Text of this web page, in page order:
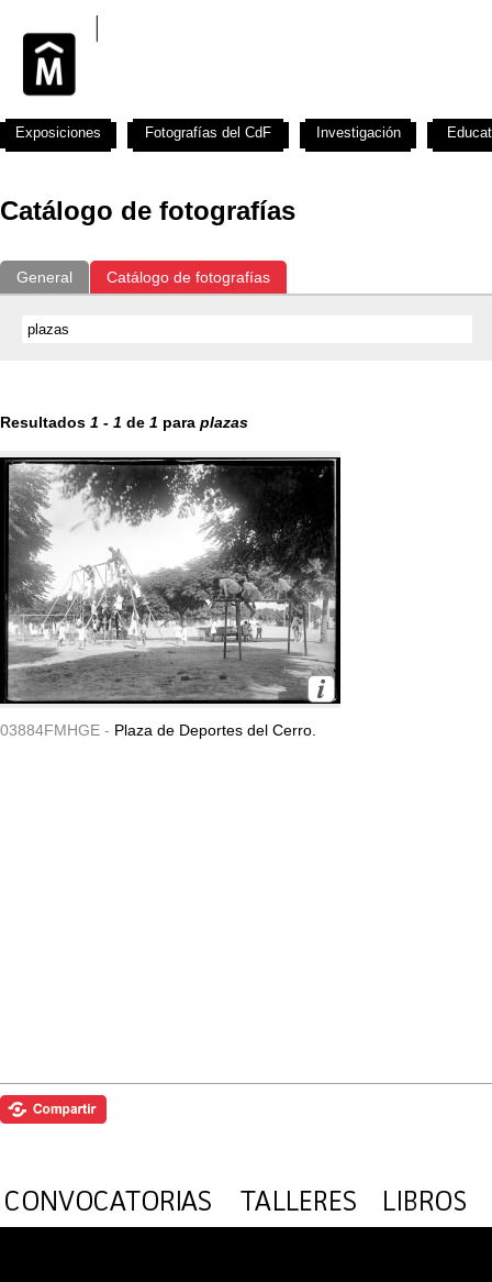
Catálogo de fotografías
General Catálogo de fotografías
Resultados 1 - 1 de 1 para plazas
03884FMHGE - Plaza de Deportes del Cerro.
Exposiciones Fotografías del CdF Investigación